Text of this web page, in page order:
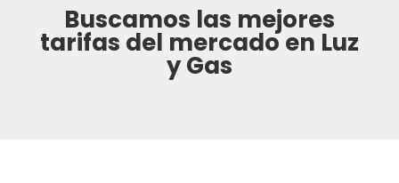
Buscamos las mejores
tarifas del mercado en Luz
y Gas